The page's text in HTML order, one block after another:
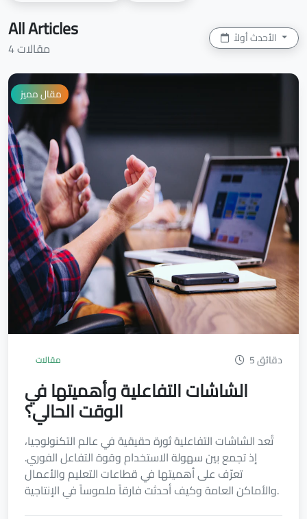
All Articles
4 مقالات
مقال مميز
مقالات 5 دقائق
الشاشات التفاعلية وأهميتها في
الوقت الحالي؟
تُعد الشاشات التفاعلية ثورة حقيقية في عالم التكنولوجيا،
إذ تجمع بين سهولة الاستخدام وقوة التفاعل الفوري.
تعرّف على أهميتها في قطاعات التعليم والأعمال
والأماكن العامة وكيف أحدثت فارقاً ملموساً في الإنتاجية.